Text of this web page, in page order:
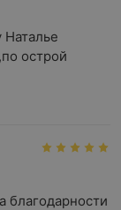
Наталье
острой
благодарности